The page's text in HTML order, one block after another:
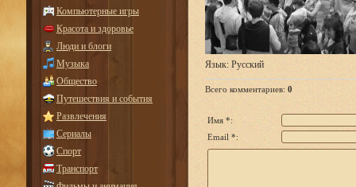
Компьютерные игры
Красота и здоровье
Люди и блоги
Музыка
Общество
Путешествия и события
Развлечения
Сериалы
Спорт
Транспорт
Язык: Русский
Всего комментариев: 0
Имя *:
Email *: